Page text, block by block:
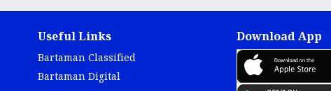
Useful Links
Bartaman Classified
Bartaman Digital
Download App